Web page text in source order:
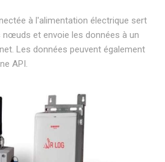
à l'alimentation électrique sert
nœuds et envoie les données à un
Les données peuvent également
API.